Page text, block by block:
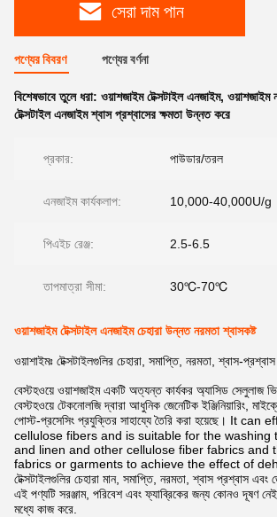
সেরা দাম পান
পণ্যের বিবরণ পণ্যের বর্ণনা
বিশেষভাবে তুলে ধরা: ওয়াশজাইম টেক্সটাইল এনজাইম, ওয়াশজাইম
টেক্সটাইল এনজাইম শ্বাস প্রশ্বাসের ক্ষমতা উন্নত করে
প্রকার: পাউডার/তরল
এনজাইম কার্যকলাপ: 10,000-40,000U/g
পিএইচ রেঞ্জ: 2.5-6.5
তাপমাত্রা সীমা: 30℃-70℃
ওয়াশজাইম টেক্সটাইল এনজাইম চেহারা উন্নত নরমতা শ্বাসকষ্ট
ওয়াশাইমঃ টেক্সটাইলগুলির চেহারা, সমাপ্তি, নরমতা, শ্বাস-
বেস্টহওয়ে ওয়াশজাইম একটি অত্যন্ত কার্যকর অ্যাসিড সেলুলাজ
বেস্টহওয়ে টেকনোলজি দ্বারা আধুনিক জেনেটিক ইঞ্জিনিয়ারিং,
পোস্ট-প্রসেসিং প্রযুক্তির সাহায্যে তৈরি করা হয়েছে। It
cellulose fibers and is suitable for the washing
and linen and other cellulose fiber fabrics and
fabrics or garments to achieve the effect of
টেক্সটাইলগুলির চেহারা মান, সমাপ্তি, নরমতা, শ্বাস প্রশ্বাস
এই পণ্যটি সরঞ্জাম, পরিবেশ এবং ফ্যাব্রিকের জন্য কোনও দূষণ
মধ্যে কাজ করে.